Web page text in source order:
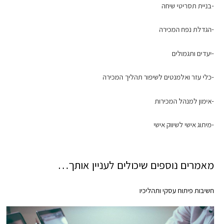
-בניית תסריטי שיחה
-הגדלת נפח המכירה
-יעדים ותגמולים
-כלי עזר ואלמנטים לשיפור תהליך המכירה
-אימון למנהל המכירות
-מיתוג אישי לשיווק אישי
מאמרים נוספים שיכולים לעניין אותך…
חשיבות פיתוח עסקי ותהליכיו